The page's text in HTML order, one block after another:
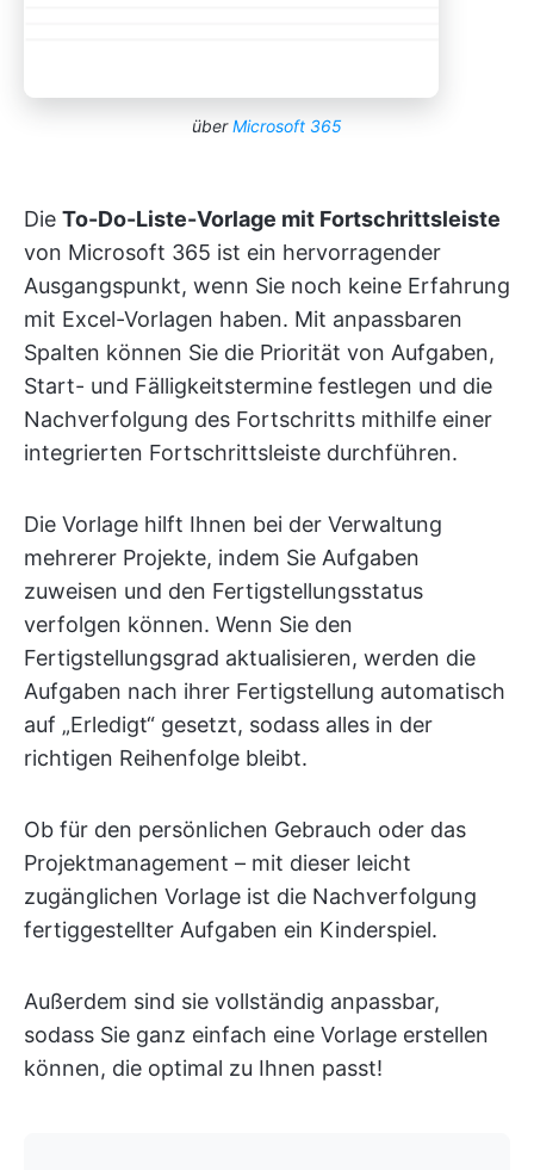
überMicrosoft 365
Die To-Do-Liste-Vorlage mit Fortschrittsleiste
von Microsoft 365 ist ein hervorragender
Ausgangspunkt, wenn Sie noch keine Erfahrung
mit Excel-Vorlagen haben. Mit anpassbaren
Spalten können Sie die Priorität von Aufgaben,
Start- und Fälligkeitstermine festlegen und die
Nachverfolgung des Fortschritts mithilfe einer
integrierten Fortschrittsleiste durchführen.
Die Vorlage hilft Ihnen bei der Verwaltung
mehrerer Projekte, indem Sie Aufgaben
zuweisen und den Fertigstellungsstatus
verfolgen können. Wenn Sie den
Fertigstellungsgrad aktualisieren, werden die
Aufgaben nach ihrer Fertigstellung automatisch
auf „Erledigt“ gesetzt, sodass alles in der
richtigen Reihenfolge bleibt.
Ob für den persönlichen Gebrauch oder das
Projektmanagement – mit dieser leicht
zugänglichen Vorlage ist die Nachverfolgung
fertiggestellter Aufgaben ein Kinderspiel.
Außerdem sind sie vollständig anpassbar,
sodass Sie ganz einfach eine Vorlage erstellen
können, die optimal zu Ihnen passt!